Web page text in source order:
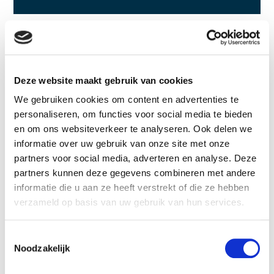
Deze website maakt gebruik van cookies
We gebruiken cookies om content en advertenties te
personaliseren, om functies voor social media te bieden
en om ons websiteverkeer te analyseren. Ook delen we
informatie over uw gebruik van onze site met onze
partners voor social media, adverteren en analyse. Deze
partners kunnen deze gegevens combineren met andere
informatie die u aan ze heeft verstrekt of die ze hebben
verzameld op basis van uw gebruik van hun services.
Noodzakelijk
Werkwijze
niet alleen uitvoerder maar ook sparringpartner en
adviseur. Door onze ruime kennis en ervaring met oude
panden adviseren we u graag hoe uw pand geschikt
gemaakt kan worden voor de hedendaagse
gebruiksfunctie zonder dat de oude details verloren gaan.
We nemen uitgebreid de tijd voor het bezoeken aan de
locatie en nemen daarvoor de benodigde specialisten mee.
Door goed onderzoek te doen en de situatie in kaart te
brengen zorgen we dat u een reële inschatting van de
we op basis van de geschiedenis van het pand en onze
ervaring, zeer goed in staat in te schatten wat u op kort en